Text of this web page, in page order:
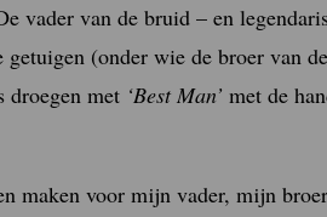
vader van de bruid – en
(onder wie de broer van
droegen met ‘Best Man’ met de
maken voor mijn vader, mijn